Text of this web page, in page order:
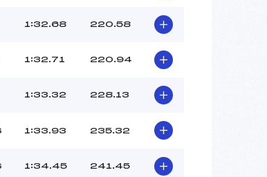
1:32.68 220.58
1:32.71 220.94
1:33.32 228.13
1:33.93 235.32
1:34.45 241.45